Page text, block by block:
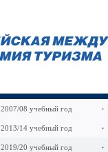
2007/08 учебный год
2013/14 учебный год
2019/20 учебный год